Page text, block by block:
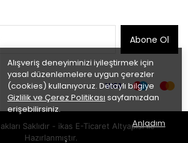
Alışveriş deneyiminizi iyileştirmek için
yasal düzenlemelere uygun çerezler
(cookies) kullanıyoruz. Detaylı bilgiye
Gizlilik ve Çerez Politikası sayfamızdan
erişebilirsiniz.
Anladım
Abone Ol
Saklıdır - ikas E-Ticaret Altyapısı ile
Hazırlanmıştır.